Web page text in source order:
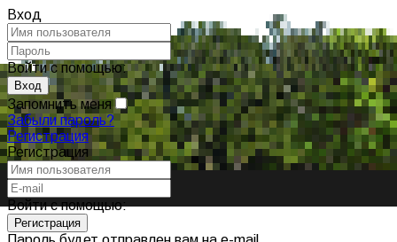
Вход
Войти с помощью:
Запомнить меня
Забыли пароль?
Регистрация
Регистрация
Войти с помощью: